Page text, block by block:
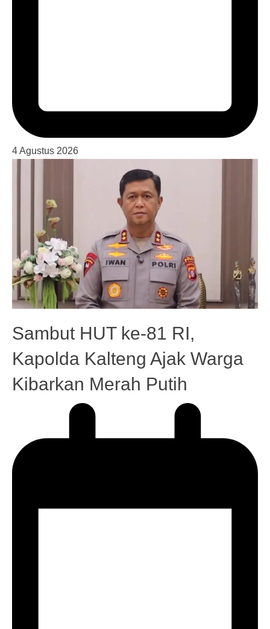
4 Agustus 2026
Sambut HUT ke-81 RI,
Kapolda Kalteng Ajak Warga
Kibarkan Merah Putih